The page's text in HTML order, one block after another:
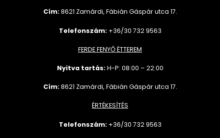
Cím:8621 Zamárdi, Fábián Gáspár utca 17.
Telefonszám: +36/30 732 9563
FERDE FENYŐ ÉTTEREM
Nyitva tartás:H-P: 08:00 – 22:00
Cím:8621 Zamárdi, Fábián Gáspár utca 17.
ÉRTÉKESÍTÉS
Telefonszám: +36/30 7329563